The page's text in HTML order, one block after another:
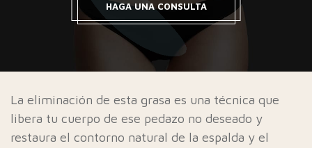
HAGA UNA CONSULTA
La eliminación de esta grasa es una técnica que
libera tu cuerpo de ese pedazo no deseado y
restaura el contorno natural de la espalda y el